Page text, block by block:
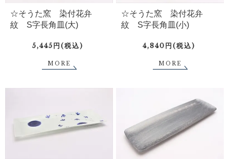
☆そうた窯 染付花弁
紋 S字長角皿(大)
5,445円(税込)
MORE
☆そうた窯 染付花弁
紋 S字長角皿(小)
4,840円(税込)
MORE